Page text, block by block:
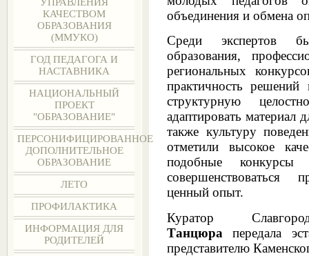
УПРАВЛЕНИЯ
КАЧЕСТВОМ
ОБРАЗОВАНИЯ
(ММУКО)
ГОД ПЕДАГОГА И
НАСТАВНИКА
НАЦИОНАЛЬНЫЙ
ПРОЕКТ
"ОБРАЗОВАНИЕ"
ПЕРСОНИФИЦИРОВАННОЕ
ДОПОЛНИТЕЛЬНОЕ
ОБРАЗОВАНИЕ
ЛЕТО
ПРОФИЛАКТИКА
ИНФОРМАЦИЯ ДЛЯ
РОДИТЕЛЕЙ
объединения и обмена
Среди экспертов
образования,
региональных
практичность решений
структурную
адаптировать материал
также культуру
отметили высокое
подобные
совершенствоваться
ценный опыт.
Куратор
Танцюрапередала
представителю